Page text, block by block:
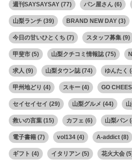
週刊SAYSAYSAY(77) パン屋さん(6)
山梨ランチ(39) BRAND NEW DAY(3)
今日の甘いひとくち (7) スタッフ募集(9)
甲斐市(5) 山梨クチコミ情報誌(75)
求人 (9) 山梨タウン誌(74) ゆんたく
甲州地どり (4) スキー(4) GO
セイセイセイ (29) 山梨グルメ (44)
救いの言葉(15) カフェ (6) 山梨パン
電子書籍(7) vol134(4) A-addict(8)
ギフト (4) イタリアン(5) 花火大会